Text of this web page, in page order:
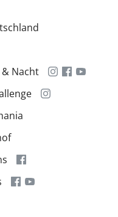
& Nacht